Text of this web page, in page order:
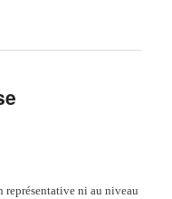
représentative ni au niveau